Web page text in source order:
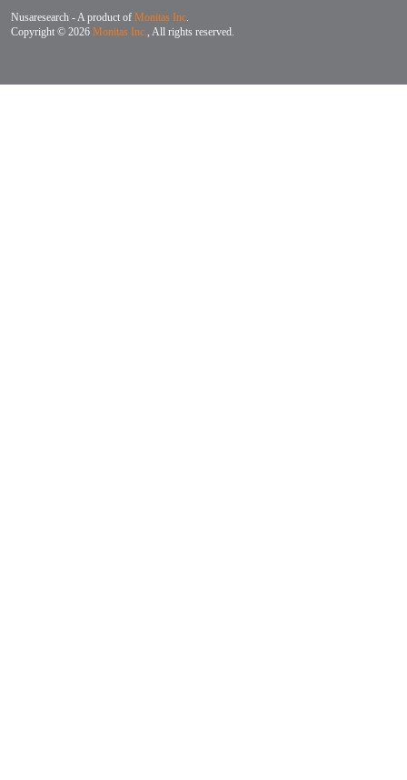
Nusaresearch - A product of Monitas Inc.
Copyright © 2026 Monitas Inc., All rights reserved.